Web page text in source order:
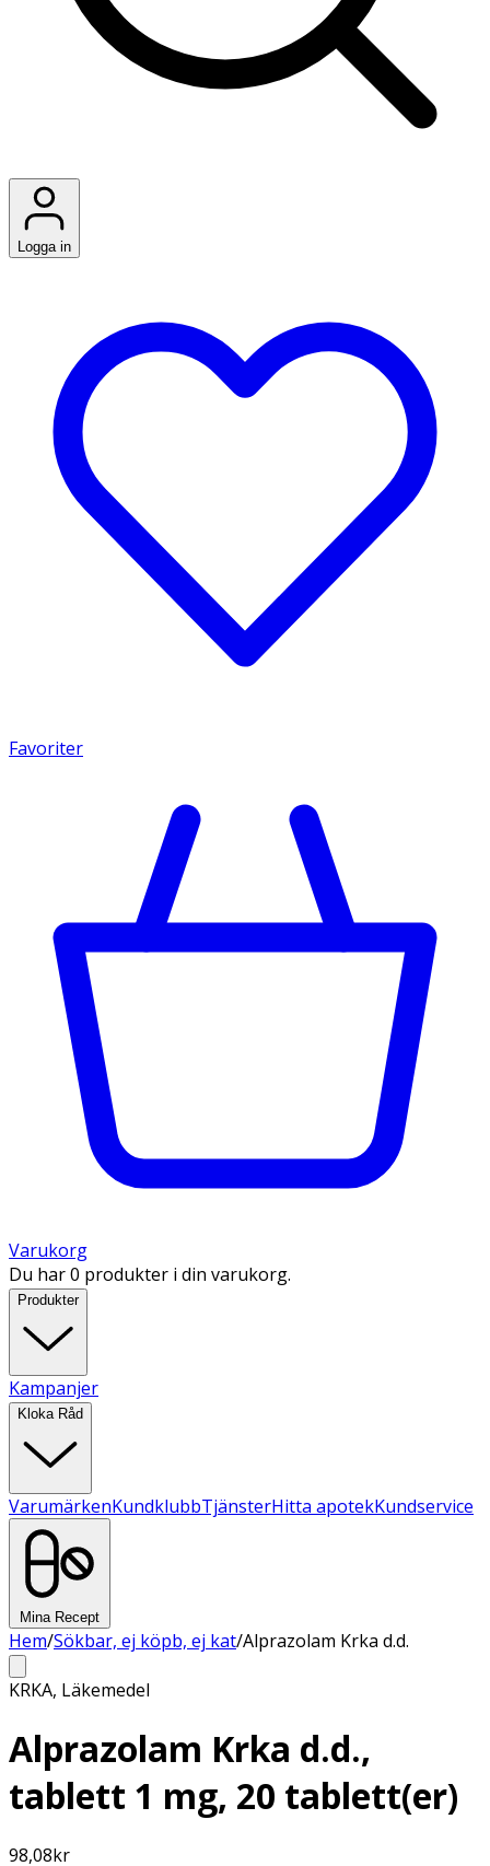
Logga in
Favoriter
Varukorg
Du har 0 produkter i din varukorg.
Produkter
Kampanjer
Kloka Råd
VarumärkenKundklubbTjänsterHitta apotekKundservice
Mina Recept
Hem/Sökbar, ej köpb, ej kat/Alprazolam Krka d.d.
KRKA, Läkemedel
Alprazolam Krka d.d.,
tablett 1 mg, 20 tablett(er)
98,08kr